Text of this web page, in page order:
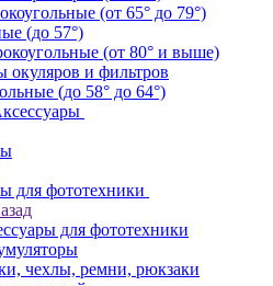
(от 65° до 79°)
(до 57°)
(от 80° и выше)
окуляров и фильтров
(до 58° до 64°)
для фототехники
для фототехники
чехлы, ремни, рюкзаки